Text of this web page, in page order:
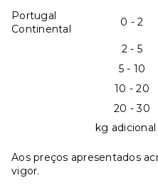
Portugal
Continental
0 - 2
2 - 5
5 - 10
10 - 20
20 - 30
kg adicional
Aos preços apresentados
vigor.